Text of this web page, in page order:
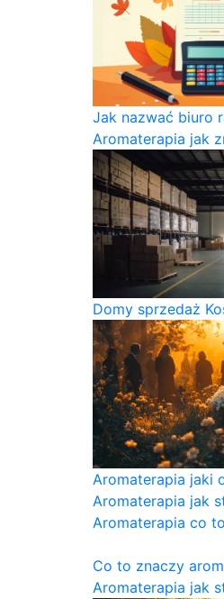
Jak nazwać biuro
Aromaterapia jak
Domy sprzedaż
Aromaterapia jaki
Aromaterapia jak
Aromaterapia co
Co to znaczy
Aromaterapia jak